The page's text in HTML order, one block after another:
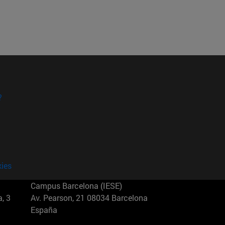
3
Campus Barcelona (IESE)
Av. Pearson, 21 08034 Barcelona
España